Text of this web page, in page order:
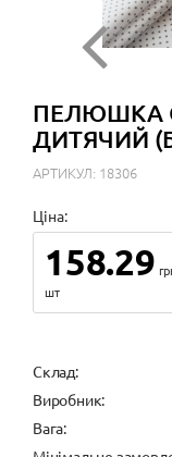
ПЕЛЮШКА
ДИТЯЧИЙ
АРТИКУЛ: 18306
Ціна:
158.29
шт
Cклад:
Виробник:
Вага: